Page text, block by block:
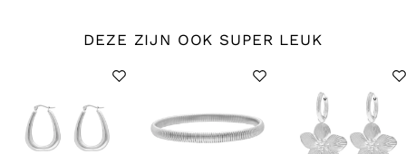
DEZE ZIJN OOK SUPER LEUK